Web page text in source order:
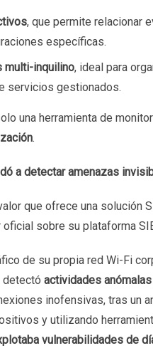
, que permite relacionar
específicas.
multi-inquilino, ideal para
servicios gestionados.
una herramienta de
.
a detectar amenazas
que ofrece una solución
sobre su plataforma
de su propia red Wi-Fi
detectóactividades
inofensivas, tras un
y utilizando
vulnerabilidades de